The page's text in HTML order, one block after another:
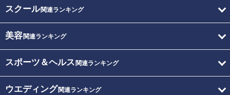
スクール関連ランキング
美容関連ランキング
スポーツ＆ヘルス 関連ランキング
ウエディング関連ランキング